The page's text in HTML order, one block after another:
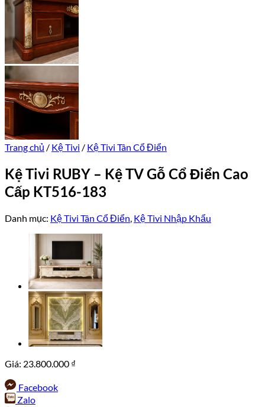
Trang chủ / Kệ Tivi / Kệ Tivi Tân Cổ Điển
Kệ Tivi RUBY – Kệ TV Gỗ Cổ Điển Cao
Cấp KT516-183
Danh mục: Kệ Tivi Tân Cổ Điển, Kệ Tivi Nhập Khẩu
Giá: 23.800.000 ₫
Facebook
Zalo